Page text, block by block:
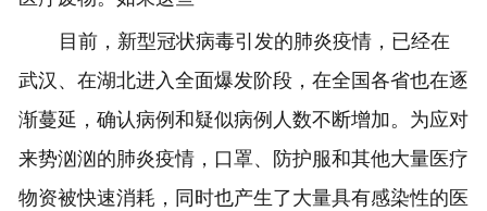
目前，新型冠状病毒引发的肺炎疫情，已经在
武汉、在湖北进入全面爆发阶段，在全国各省也在逐
渐蔓延，确认病例和疑似病例人数不断增加。为应对
来势汹汹的肺炎疫情，口罩、防护服和其他大量医疗
物资被快速消耗，同时也产生了大量具有感染性的医